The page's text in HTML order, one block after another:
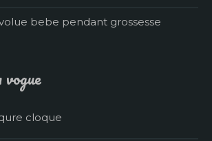
bebe pendant grossesse
cloque